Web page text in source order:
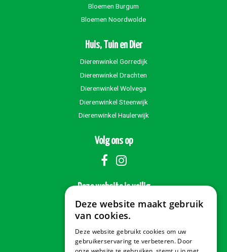
Bloemen Burgum
Bloemen Noordwolde
Huis, Tuin en Dier
Dierenwinkel Gorredijk
Dierenwinkel Drachten
Dierenwinkel Wolvega
Dierenwinkel Steenwijk
Dierenwinkel Haulerwijk
Volg ons op
Deze website is veilig
Veilig betalen
Deze website maakt gebruik
van cookies.
Deze website gebruikt cookies om uw
gebruikerservaring te verbeteren. Door